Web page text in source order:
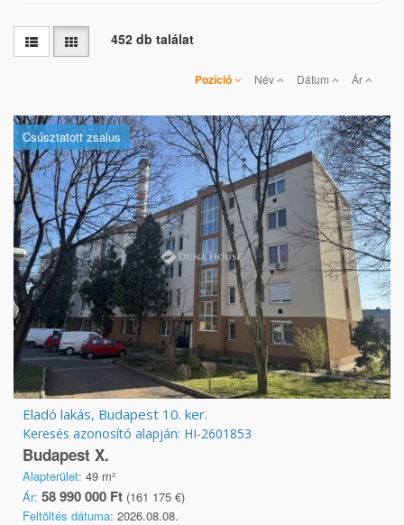
452 db találat
Pozíció Név Dátum Ár
Csúsztatott zsalus
Eladó lakás, Budapest 10. ker.
Keresés azonosító alapján: HI-2601853
Budapest X.
Alapterület: 49 m²
Ár: 58 990 000 Ft (161 175 €)
Feltöltés dátuma: 2026.08.08.